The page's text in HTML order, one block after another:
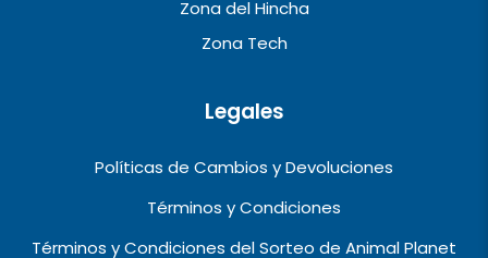
Zona del Hincha
Zona Tech
Legales
Políticas de Cambios y Devoluciones
Términos y Condiciones
Términos y Condiciones del Sorteo de Animal Planet